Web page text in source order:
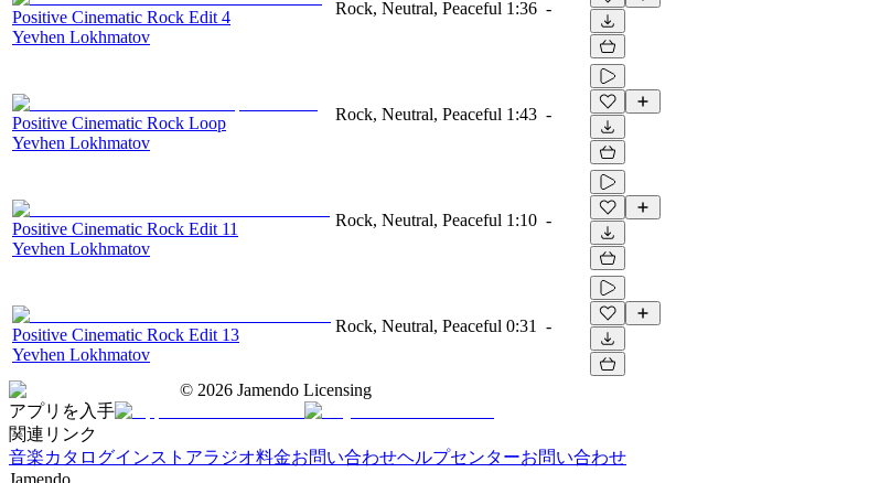
Positive Cinematic Rock Edit 4
Yevhen Lokhmatov
Rock, Neutral, Peaceful 1:36 -
Positive Cinematic Rock Loop
Yevhen Lokhmatov
Rock, Neutral, Peaceful 1:43 -
Positive Cinematic Rock Edit 11
Yevhen Lokhmatov
Rock, Neutral, Peaceful 1:10 -
Positive Cinematic Rock Edit 13
Yevhen Lokhmatov
Rock, Neutral, Peaceful 0:31 -
© 2026 Jamendo Licensing
アプリを入手
関連リンク
音楽カタログインストアラジオ料金お問い合わせヘルプセンターお問い合わせ
Jamendo